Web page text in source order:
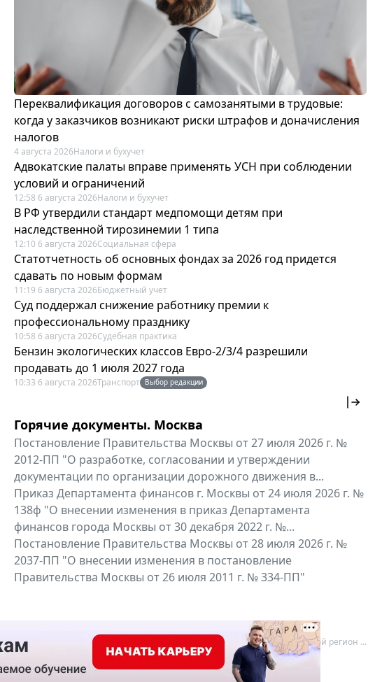
Переквалификация договоров с самозанятыми в трудовые:
когда у заказчиков возникают риски штрафов и доначисления
налогов
4 августа 2026Налоги и бухучет
Адвокатские палаты вправе применять УСН при соблюдении
условий и ограничений
12:58 6 августа 2026Налоги и бухучет
В РФ утвердили стандарт медпомощи детям при
наследственной тирозинемии 1 типа
12:10 6 августа 2026Социальная сфера
Статотчетность об основных фондах за 2026 год придется
сдавать по новым формам
11:19 6 августа 2026Бюджетный учет
Суд поддержал снижение работнику премии к
профессиональному празднику
10:58 6 августа 2026Судебная практика
Бензин экологических классов Евро-2/3/4 разрешили
продавать до 1 июля 2027 года
10:33 6 августа 2026Транспорт Выбор редакции
Горячие документы. Москва
Постановление Правительства Москвы от 27 июля 2026 г. №
2012-ПП "О разработке, согласовании и утверждении
документации по организации дорожного движения в...
Приказ Департамента финансов г. Москвы от 24 июля 2026 г. №
138ф "О внесении изменения в приказ Департамента
финансов города Москвы от 30 декабря 2022 г. №...
Постановление Правительства Москвы от 28 июля 2026 г. №
2037-ПП "О внесении изменения в постановление
Правительства Москвы от 26 июля 2011 г. № 334-ПП"
Все региональные документы Мой регион ...